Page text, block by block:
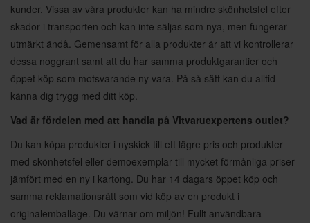
kunder. Vissa av våra produkter kan ha mindre skönhetsfel efter
skador i transporten och kan inte säljas som nya, men fungerar
utmärkt ändå. Gemensamt för alla produkter är att vi kontrollerar
dessa noggrant samt att du har samma produktgarantier och
öppet köp som motsvarande ny vara. På så sätt kan du alltid
känna dig trygg med ditt köp.
Vad är fördelen med att handla på Vitvaruexpertens outlet?
Du kan köpa produkter i nyskick till ett lägre pris och produkter
med skönhetsfel eller demoexemplar till mycket förmånliga priser
jämfört med en ny i kartong. Du har 14 dagars öppet köp och
samma reklamationsrätt som vid köp av en produkt i
originalemballage. Du värnar om miljön! Fullt användbara